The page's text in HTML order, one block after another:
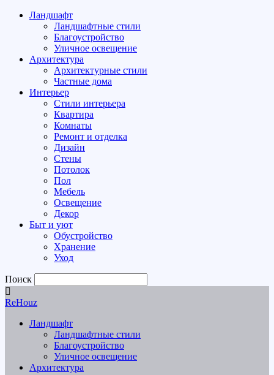
Ландшафт
Ландшафтные стили
Благоустройство
Уличное освещение
Архитектура
Архитектурные стили
Частные дома
Интерьер
Стили интерьера
Квартира
Комнаты
Ремонт и отделка
Дизайн
Стены
Потолок
Пол
Мебель
Освещение
Декор
Быт и уют
Обустройство
Хранение
Уход
Поиск
ReHouz
Ландшафт
Ландшафтные стили
Благоустройство
Уличное освещение
Архитектура